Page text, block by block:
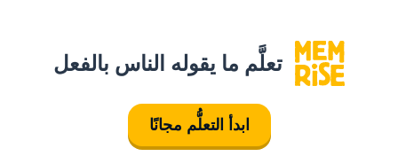
تعلَّم ما يقوله الناس بالفعل
ابدأ التعلُّم مجانًا